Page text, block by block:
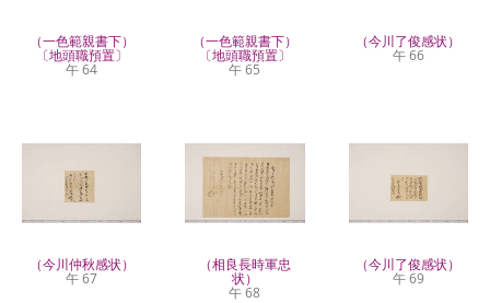
（一色範親書下）
〔地頭職預置〕
午 64
（一色範親書下）
〔地頭職預置〕
午 65
（今川了俊感状）
午 66
（今川仲秋感状）
午 67
（相良長時軍忠
状）
午 68
（今川了俊感状）
午 69